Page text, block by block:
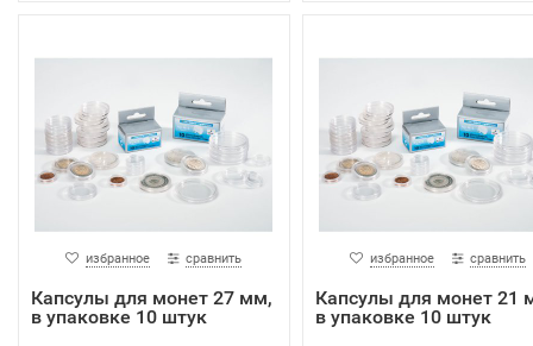
избранное сравнить
Капсулы для монет 27 мм,
в упаковке 10 штук
избранное сравнить
Капсулы для монет 21
в упаковке 10 штук